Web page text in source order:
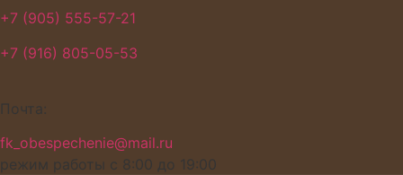
+7 (905) 555-57-21
+7 (916) 805-05-53
Почта:
fk_obespechenie@mail.ru
режим работы с 8:00 до 19:00